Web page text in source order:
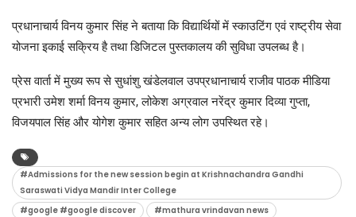
प्रधानाचार्य विनय कुमार सिंह ने बताया कि विद्यार्थियों में स्काउटिंग एवं राष्ट्रीय सेवा
योजना इकाई सक्रिय है तथा डिजिटल पुस्तकालय की सुविधा उपलब्ध है।
प्रेस वार्ता में मुख्य रूप से सुधांशु खंडेलवाल उपप्रधानाचार्य राजीव पाठक मीडिया
प्रभारी उमेश शर्मा विनय कुमार, लोकेश अग्रवाल नरेंद्र कुमार दिव्या गुप्ता,
विजयपाल सिंह और योगेश कुमार सहित अन्य लोग उपस्थित रहे।
#Admissions for the new session begin at Krishnachandra Gandhi
Saraswati Vidya Mandir Inter College
#google #google discover
#mathura vrindavan news